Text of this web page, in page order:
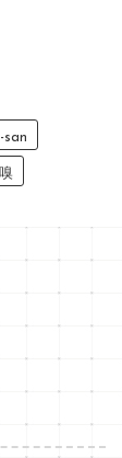
san